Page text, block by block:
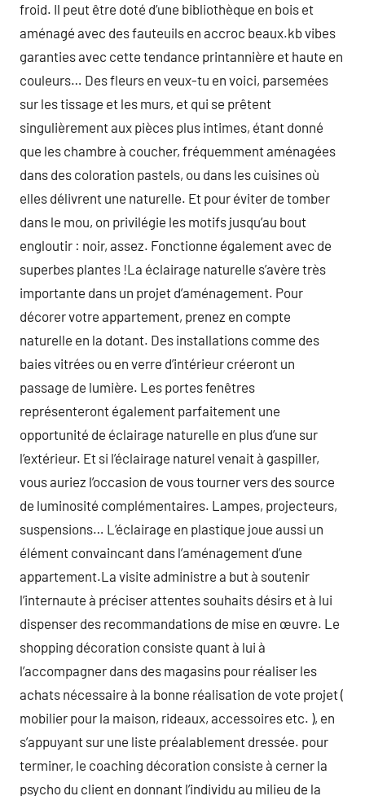
froid. Il peut être doté d’une bibliothèque en bois et
aménagé avec des fauteuils en accroc beaux.kb vibes
garanties avec cette tendance printannière et haute en
couleurs… Des fleurs en veux-tu en voici, parsemées
sur les tissage et les murs, et qui se prêtent
singulièrement aux pièces plus intimes, étant donné
que les chambre à coucher, fréquemment aménagées
dans des coloration pastels, ou dans les cuisines où
elles délivrent une naturelle. Et pour éviter de tomber
dans le mou, on privilégie les motifs jusqu’au bout
engloutir : noir, assez. Fonctionne également avec de
superbes plantes !La éclairage naturelle s’avère très
importante dans un projet d’aménagement. Pour
décorer votre appartement, prenez en compte
naturelle en la dotant. Des installations comme des
baies vitrées ou en verre d’intérieur créeront un
passage de lumière. Les portes fenêtres
représenteront également parfaitement une
opportunité de éclairage naturelle en plus d’une sur
l’extérieur. Et si l’éclairage naturel venait à gaspiller,
vous auriez l’occasion de vous tourner vers des source
de luminosité complémentaires. Lampes, projecteurs,
suspensions… L’éclairage en plastique joue aussi un
élément convaincant dans l’aménagement d’une
appartement.La visite administre a but à soutenir
l’internaute à préciser attentes souhaits désirs et à lui
dispenser des recommandations de mise en œuvre. Le
shopping décoration consiste quant à lui à
l’accompagner dans des magasins pour réaliser les
achats nécessaire à la bonne réalisation de vote projet (
mobilier pour la maison, rideaux, accessoires etc. ), en
s’appuyant sur une liste préalablement dressée. pour
terminer, le coaching décoration consiste à cerner la
psycho du client en donnant l’individu au milieu de la